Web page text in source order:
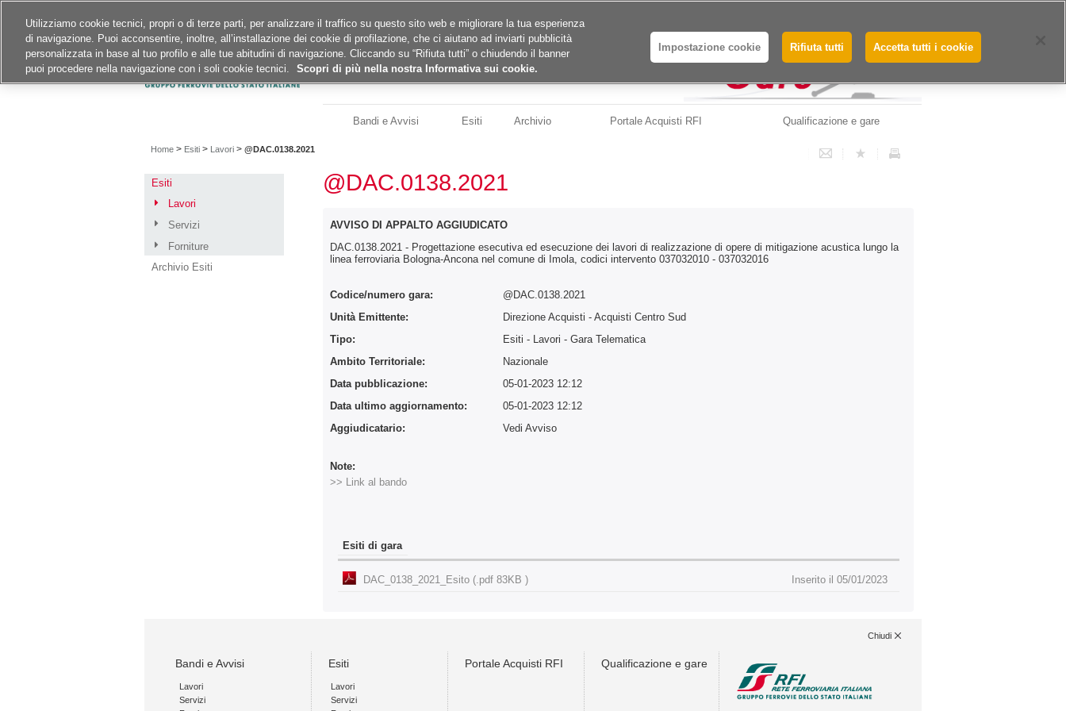
AA A
Bandi e Avvisi Esiti Archivio Portale Acquisti RFI Qualificazione e gare
Home > Esiti > Lavori > @DAC.0138.2021
Esiti
Lavori
Servizi
Forniture
Archivio Esiti
@DAC.0138.2021
AVVISO DI APPALTO AGGIUDICATO
DAC.0138.2021 - Progettazione esecutiva ed esecuzione dei lavori di realizzazione di opere di mitigazione acustica lungo la
linea ferroviaria Bologna-Ancona nel comune di Imola, codici intervento 037032010 - 037032016
Codice/numero gara:
@DAC.0138.2021
Unità Emittente:
Direzione Acquisti - Acquisti Centro Sud
Tipo:
Esiti - Lavori- Gara Telematica
Ambito Territoriale:
Nazionale
Data pubblicazione:
05-01-2023 12:12
Data ultimo aggiornamento:
05-01-2023 12:12
Aggiudicatario:
Vedi Avviso
Note:
>> Link al bando
Esiti di gara
DAC_0138_2021_Esito (.pdf 83KB ) Inserito il 05/01/2023
Chiudi
Bandi e Avvisi
Lavori
Servizi
Esiti
Lavori
Servizi
Portale Acquisti RFI Qualificazione e gare
Utilizziamo cookie tecnici, propri o di terze parti, per analizzare il traffico su questo sito web e migliorare la tua esperienza
di navigazione. Puoi acconsentire, inoltre, all’installazione dei cookie di profilazione, che ci aiutano ad inviarti pubblicità
personalizzata in base al tuo profilo e alle tue abitudini di navigazione. Cliccando su “Rifiuta tutti” o chiudendo il banner
puoi procedere nella navigazione con i soli cookie tecnici.
Scopri di più nella nostra Informativa sui cookie.
Impostazione cookie Rifiuta tutti Accetta tutti i cookie